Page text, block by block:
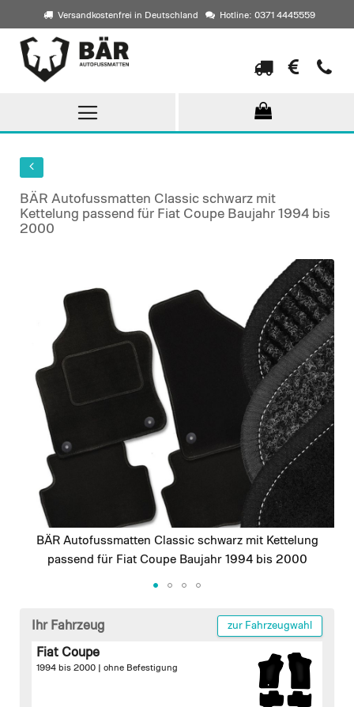
Versandkostenfrei in Deutschland Hotline: 0371 4445559
Direkt
zum
Inhalt
BÄR Autofussmatten Classic schwarz mit
Kettelung passend für Fiat Coupe Baujahr 1994 bis
2000
images
gallery
BÄR Autofussmatten Classic schwarz mit Kettelung
passend für Fiat Coupe Baujahr 1994 bis 2000
beginning
Ihr Fahrzeug zur Fahrzeugwahl
Fiat Coupe
1994 bis 2000 | ohne Befestigung